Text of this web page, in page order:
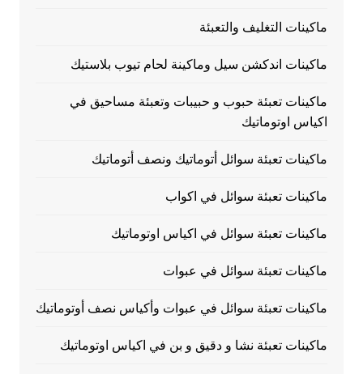
ماكينات التغليف والتعبئة
ماكينات اندكشن سيل وماكينة لحام تيوب بلاستيك
ماكينات تعبئة حبوب و حبيبات وتعبئة مساحيق في
اكياس اوتوماتيك
ماكينات تعبئة سوائل أتوماتيك ونصف أتوماتيك
ماكينات تعبئة سوائل في اكواب
ماكينات تعبئة سوائل في اكياس اوتوماتيك
ماكينات تعبئة سوائل في عبوات
ماكينات تعبئة سوائل في عبوات وأكياس نصف أوتوماتيك
ماكينات تعبئة نشا و دقيق و بن في اكياس اوتوماتيك